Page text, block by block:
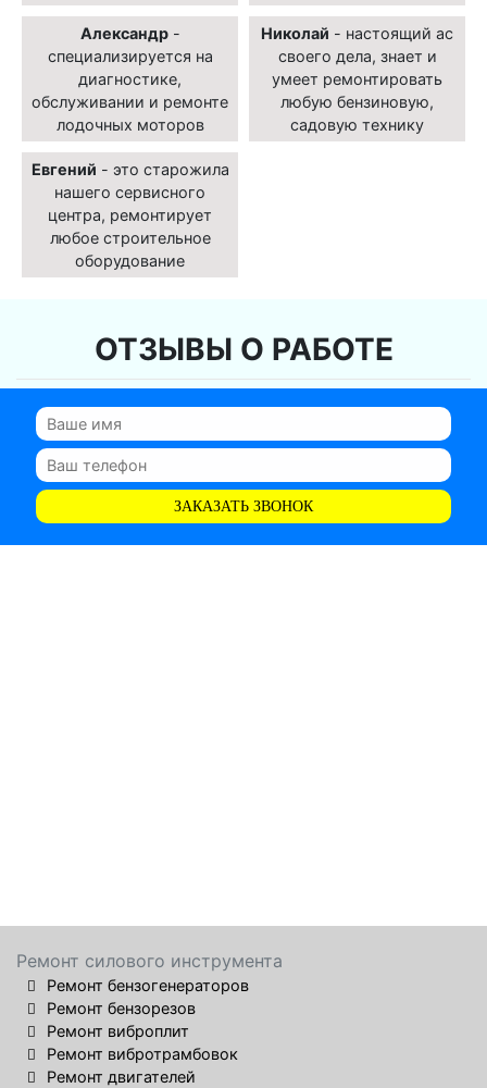
Александр-
специализируется на
диагностике,
обслуживании и ремонте
лодочных моторов
Николай - настоящий ас
своего дела, знает и
умеет ремонтировать
любую бензиновую,
садовую технику
Евгений - это старожила
нашего сервисного
центра, ремонтирует
любое строительное
оборудование
ОТЗЫВЫ О РАБОТЕ
ЗАКАЗАТЬ ЗВОНОК
Ремонт силового инструмента
Ремонт бензогенераторов
Ремонт бензорезов
Ремонт виброплит
Ремонт вибротрамбовок
Ремонт двигателей